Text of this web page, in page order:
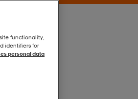
functionality,
identifiers for
personal data